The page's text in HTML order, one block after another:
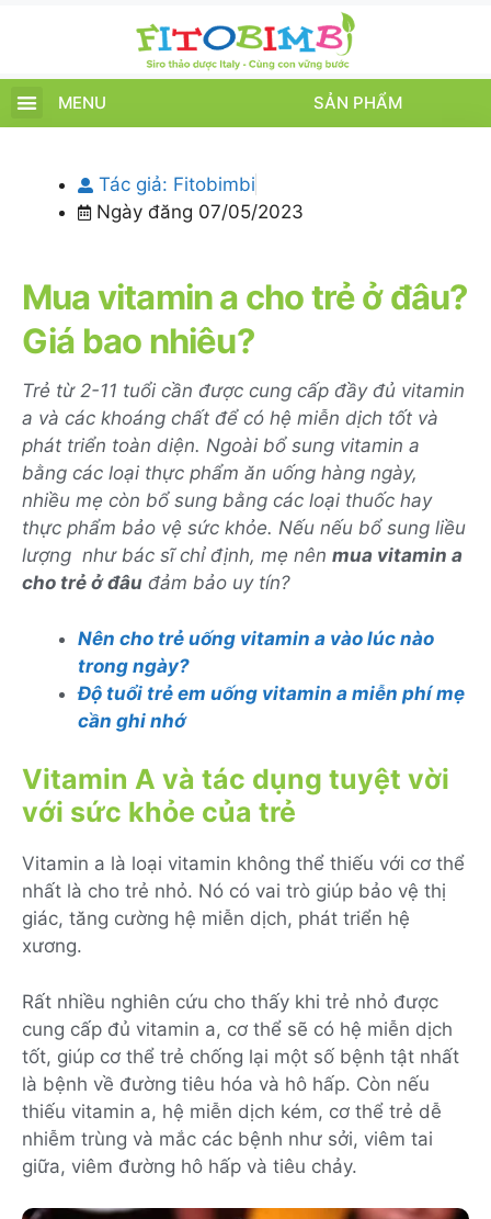
MENU SẢN PHẨM
Tác giả: Fitobimbi
Ngày đăng 07/05/2023
Mua vitamin a cho trẻ ở đâu?
Giá bao nhiêu?
Trẻ từ 2-11 tuổi cần được cung cấp đầy đủ vitamin
a và các khoáng chất để có hệ miễn dịch tốt và
phát triển toàn diện. Ngoài bổ sung vitamin a
bằng các loại thực phẩm ăn uống hàng ngày,
nhiều mẹ còn bổ sung bằng các loại thuốc hay
thực phẩm bảo vệ sức khỏe. Nếu nếu bổ sung liều
lượng như bác sĩ chỉ định, mẹ nên mua vitamin a
cho trẻ ở đâu đảm bảo uy tín?
Nên cho trẻ uống vitamin a vào lúc nào
trong ngày?
Độ tuổi trẻ em uống vitamin a miễn phí mẹ
cần ghi nhớ
Vitamin A và tác dụng tuyệt vời
với sức khỏe của trẻ
Vitamin a là loại vitamin không thể thiếu với cơ thể
nhất là cho trẻ nhỏ. Nó có vai trò giúp bảo vệ thị
giác, tăng cường hệ miễn dịch, phát triển hệ
xương.
Rất nhiều nghiên cứu cho thấy khi trẻ nhỏ được
cung cấp đủ vitamin a, cơ thể sẽ có hệ miễn dịch
tốt, giúp cơ thể trẻ chống lại một số bệnh tật nhất
là bệnh về đường tiêu hóa và hô hấp. Còn nếu
thiếu vitamin a, hệ miễn dịch kém, cơ thể trẻ dễ
nhiễm trùng và mắc các bệnh như sởi, viêm tai
giữa, viêm đường hô hấp và tiêu chảy.